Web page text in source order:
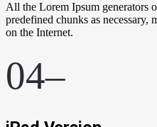
All the Lorem Ipsum generators
predefined chunks as necessary,
on the Internet.
04–